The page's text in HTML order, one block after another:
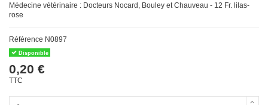
Médecine vétérinaire : Docteurs Nocard, Bouley et Chauveau - 12 Fr. lilas-
rose
Référence N0897
Disponible
0,20 €
TTC